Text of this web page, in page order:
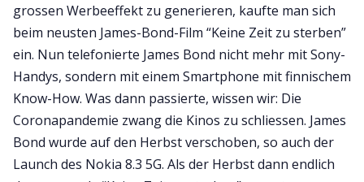
grossen Werbeeffekt zu generieren, kaufte man sich
beim neusten James-Bond-Film “Keine Zeit zu sterben”
ein. Nun telefonierte James Bond nicht mehr mit Sony-
Handys, sondern mit einem Smartphone mit finnischem
Know-How. Was dann passierte, wissen wir: Die
Coronapandemie zwang die Kinos zu schliessen. James
Bond wurde auf den Herbst verschoben, so auch der
Launch des Nokia 8.3 5G. Als der Herbst dann endlich